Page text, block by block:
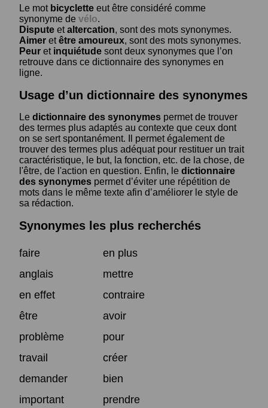
Le mot bicyclette eut être considéré comme
synonyme de vélo.
Dispute etaltercation, sont des mots synonymes.
Aimer etêtre amoureux, sont des mots synonymes.
Peur et inquiétude sont deux synonymes que l’on
retrouve dans ce dictionnaire des synonymes en
ligne.
Usage d’un dictionnaire des synonymes
Le dictionnaire des synonymes permet de trouver
des termes plus adaptés au contexte que ceux dont
on se sert spontanément. Il permet également de
trouver des termes plus adéquat pour restituer un trait
caractéristique, le but, la fonction, etc. de la chose, de
l'être, de l'action en question. Enfin, le dictionnaire
des synonymes permet d’éviter une répétition de
mots dans le même texte afin d’améliorer le style de
sa rédaction.
Synonymes les plus recherchés
faire
en plus
anglais
mettre
en effet
contraire
être
avoir
problème
pour
travail
créer
demander
bien
important
prendre